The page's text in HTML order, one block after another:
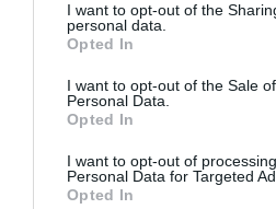
not limited to your visit or usage
grant or deny consent to Google
use your data for below specified
consent section.
I want to opt-out of the
personal data.
Opted In
I want to opt-out of the Sale
Personal Data.
Opted In
I want to opt-out of
Personal Data for Targeted
Opted In
01.08.2026 12:11